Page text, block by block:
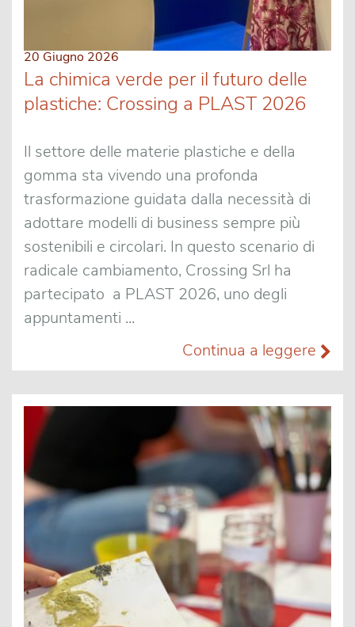
20 Giugno 2026
La chimica verde per il futuro delle
plastiche: Crossing a PLAST 2026
Il settore delle materie plastiche e della
gomma sta vivendo una profonda
trasformazione guidata dalla necessità di
adottare modelli di business sempre più
sostenibili e circolari. In questo scenario di
radicale cambiamento, Crossing Srl ha
partecipato a PLAST 2026, uno degli
appuntamenti ...
Continua a leggere